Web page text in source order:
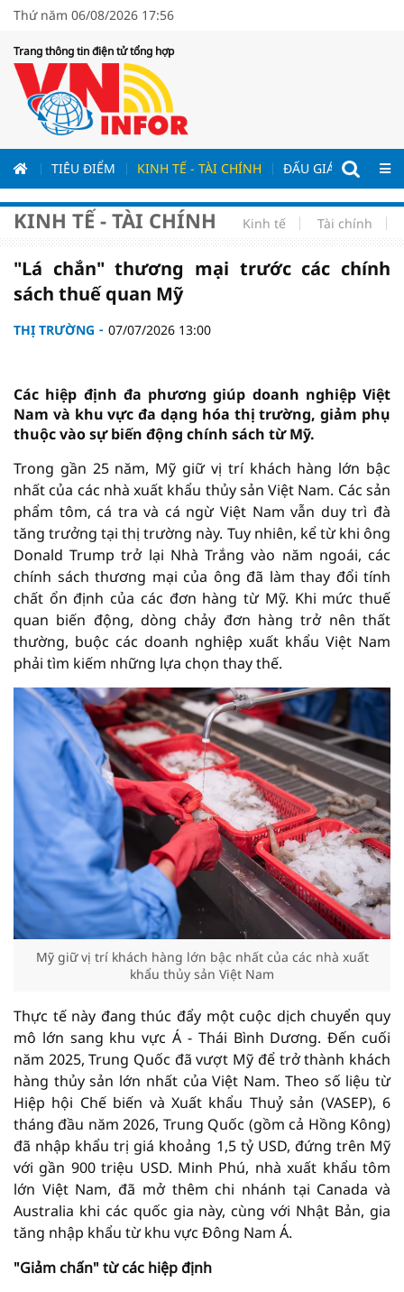
Thứ năm 06/08/2026 17:56
Trang thông tin điện tử tổng hợp
TIÊU ĐIỂM KINH TẾ - TÀI CHÍNH ĐẤU GIÁ - ĐẤU
KINH TẾ - TÀI CHÍNH Kinh tế Tài chính
"Lá chắn" thương mại trước các chính
sách thuế quan Mỹ
THỊ TRƯỜNG 07/07/2026 13:00
Các hiệp định đa phương giúp doanh nghiệp Việt
Nam và khu vực đa dạng hóa thị trường, giảm phụ
thuộc vào sự biến động chính sách từ Mỹ.
Trong gần 25 năm, Mỹ giữ vị trí khách hàng lớn bậc
nhất của các nhà xuất khẩu thủy sản Việt Nam. Các sản
phẩm tôm, cá tra và cá ngừ Việt Nam vẫn duy trì đà
tăng trưởng tại thị trường này. Tuy nhiên, kể từ khi ông
Donald Trump trở lại Nhà Trắng vào năm ngoái, các
chính sách thương mại của ông đã làm thay đổi tính
chất ổn định của các đơn hàng từ Mỹ. Khi mức thuế
quan biến động, dòng chảy đơn hàng trở nên thất
thường, buộc các doanh nghiệp xuất khẩu Việt Nam
phải tìm kiếm những lựa chọn thay thế.
Mỹ giữ vị trí khách hàng lớn bậc nhất của các nhà xuất
khẩu thủy sản Việt Nam
Thực tế này đang thúc đẩy một cuộc dịch chuyển quy
mô lớn sang khu vực Á - Thái Bình Dương. Đến cuối
năm 2025, Trung Quốc đã vượt Mỹ để trở thành khách
hàng thủy sản lớn nhất của Việt Nam. Theo số liệu từ
Hiệp hội Chế biến và Xuất khẩu Thuỷ sản (VASEP), 6
tháng đầu năm 2026, Trung Quốc (gồm cả Hồng Kông)
đã nhập khẩu trị giá khoảng 1,5 tỷ USD, đứng trên Mỹ
với gần 900 triệu USD. Minh Phú, nhà xuất khẩu tôm
lớn Việt Nam, đã mở thêm chi nhánh tại Canada và
Australia khi các quốc gia này, cùng với Nhật Bản, gia
tăng nhập khẩu từ khu vực Đông Nam Á.
"Giảm chấn" từ các hiệp định